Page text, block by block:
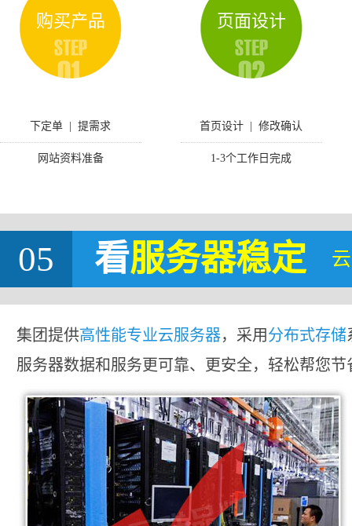
购买产品
下定单 | 提需求
网站资料准备
页面设计
首页设计 | 修改确认
1-3个工作日完成
05 看服务器稳定
集团提供高性能专业云服务器，采用分布式存储
服务器数据和服务更可靠、更安全，轻松帮您节